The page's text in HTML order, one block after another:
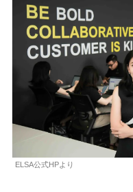
ELSA公式HPより